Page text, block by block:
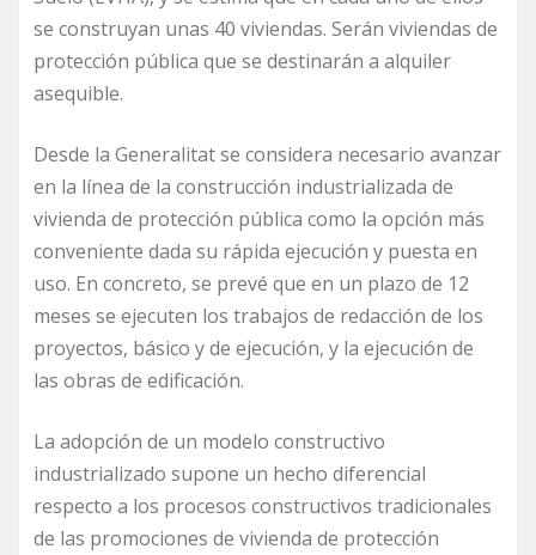
se construyan unas 40 viviendas. Serán viviendas de
protección pública que se destinarán a alquiler
asequible.
Desde la Generalitat se considera necesario avanzar
en la línea de la construcción industrializada de
vivienda de protección pública como la opción más
conveniente dada su rápida ejecución y puesta en
uso. En concreto, se prevé que en un plazo de 12
meses se ejecuten los trabajos de redacción de los
proyectos, básico y de ejecución, y la ejecución de
las obras de edificación.
La adopción de un modelo constructivo
industrializado supone un hecho diferencial
respecto a los procesos constructivos tradicionales
de las promociones de vivienda de protección